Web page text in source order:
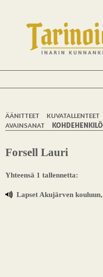
ÄÄNITTEET KUVATALLENTEET
AVAINSANAT
Forsell Lauri
Yhteensä 1 tallennetta:
Lapset Akujärven